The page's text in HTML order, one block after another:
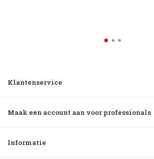
Klantenservice
Maak een account aan voor professionals
Informatie